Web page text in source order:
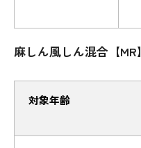
麻しん風しん混合【MR】
対象年齢